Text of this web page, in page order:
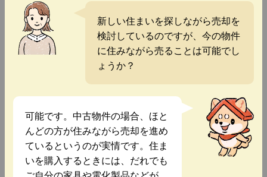
新しい住まいを探しながら売却を
検討しているのですが、今の物件
に住みながら売ることは可能でし
ょうか？
可能です。中古物件の場合、ほと
んどの方が住みながら売却を進め
ているというのが実情です。住ま
いを購入するときには、だれでも